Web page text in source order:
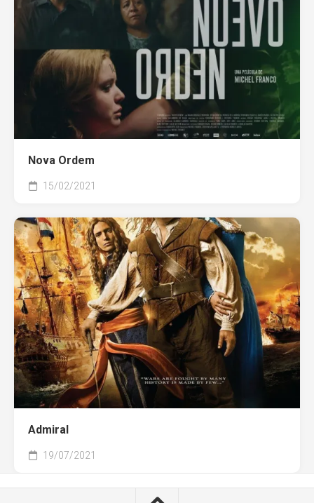
Nova Ordem
15/02/2021
Admiral
19/07/2021